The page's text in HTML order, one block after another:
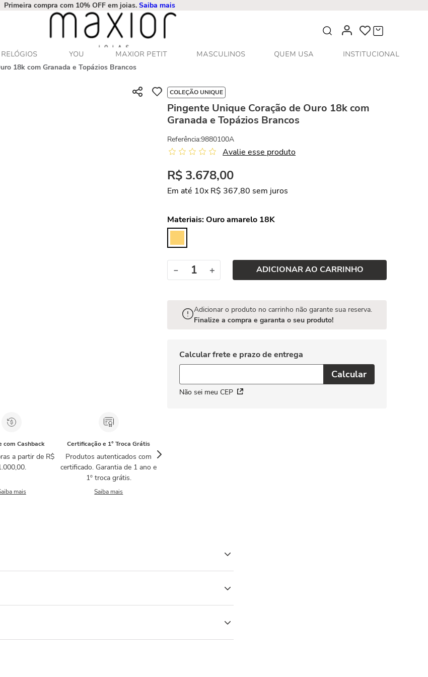
Primeira compra com 10% OFF em joias. Saiba mais
O que você procura?
RELÓGIOS YOU MAXIOR PETIT MASCULINOS QUEM USA
INSTITUCIONAL
18k com Granada e Topázios Brancos
com Cashback
a partir de R$
mais
Certificação e 1° Troca Grátis
Produtos autenticados com
certificado. Garantia de 1 ano e
1º troca grátis.
Saiba mais
COLEÇÃO UNIQUE
Pingente Unique Coração de Ouro 18k com
Granada e Topázios Brancos
Referência:9880100A
Avalie esse produto
R$ 3.678,00
Em até 10x R$ 367,80 sem juros
Materiais:Ouro amarelo 18K
＋
－ ADICIONAR AO CARRINHO
Adicionar o produto no carrinho não garante sua reserva.
Finalize a compra e garanta o seu produto!
Não sei meu CEP